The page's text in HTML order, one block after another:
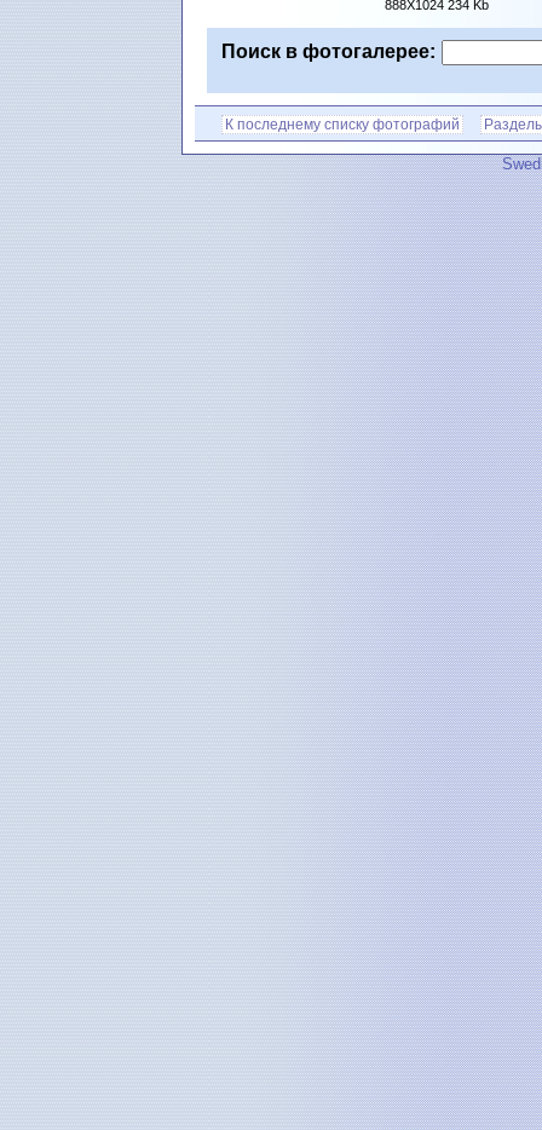
888X1024 234 Kb
Поиск в фотогалерее:
К последнему списку фотографий